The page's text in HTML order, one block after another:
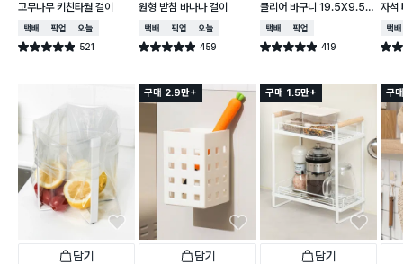
고무나무 키친타월 걸이
택배배송매장픽업오늘배송
별점 4.9점 521
건 작성
원형 받침 바나나 걸이
택배배송매장픽업오늘배송
별점 4.9점 459
건 작성
클리어 바구니 19.5X9.5X
6.2cm
택배배송매장픽업
별점 4.9점 419
건 작성
자석
택배
별점
담기
구매 2.9만+
담기
구매 1.5만+
담기
구